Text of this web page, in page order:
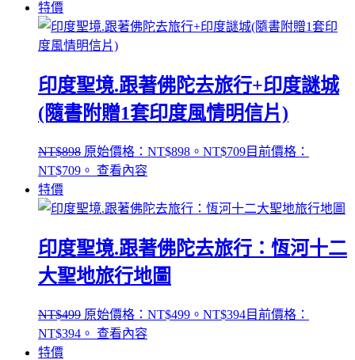
特價
印度聖境.跟著佛陀去旅行+印度謎城
(隨書附贈1套印度風情明信片)
NT$898 原始價格：NT$898。 NT$709目前價格：
NT$709。 查看內容
特價
印度聖境.跟著佛陀去旅行：恆河十二
大聖地旅行地圖
NT$499 原始價格：NT$499。 NT$394目前價格：
NT$394。 查看內容
特價